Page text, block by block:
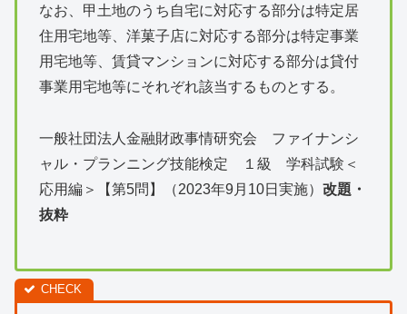
なお、甲土地のうち自宅に対応する部分は特定居
住用宅地等、洋菓子店に対応する部分は特定事業
用宅地等、賃貸マンションに対応する部分は貸付
事業用宅地等にそれぞれ該当するものとする。
一般社団法人金融財政事情研究会 ファイナンシ
ャル・プランニング技能検定 １級 学科試験＜
応用編＞【第5問】（2023年9月10日実施） 改題・
抜粋